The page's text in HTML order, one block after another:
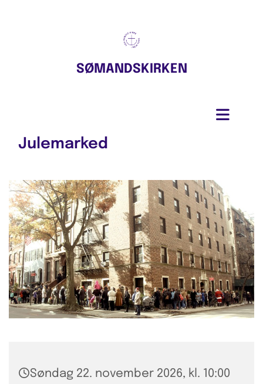
SØMANDSKIRKEN
Julemarked
Søndag 22. november 2026, kl. 10:00